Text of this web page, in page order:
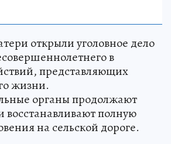
открыли уголовное дело
в
представляющих
жизни.
органы продолжают
восстанавливают полную
на сельской дороге.